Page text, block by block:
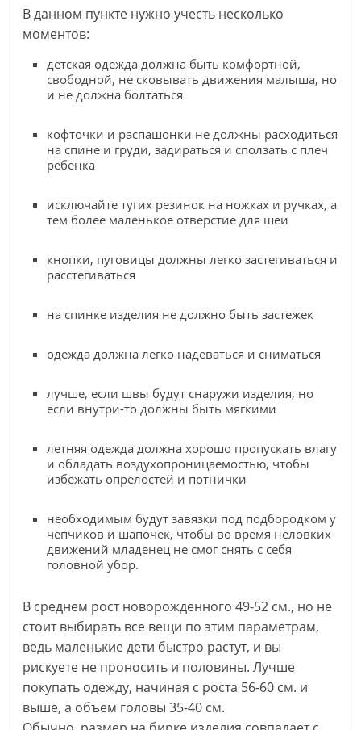
В данном пункте нужно учесть несколько
моментов:
детская одежда должна быть комфортной,
свободной, не сковывать движения малыша, но
и не должна болтаться
кофточки и распашонки не должны расходиться
на спине и груди, задираться и сползать с плеч
ребенка
исключайте тугих резинок на ножках и ручках, а
тем более маленькое отверстие для шеи
кнопки, пуговицы должны легко застегиваться и
расстегиваться
на спинке изделия не должно быть застежек
одежда должна легко надеваться и сниматься
лучше, если швы будут снаружи изделия, но
если внутри-то должны быть мягкими
летняя одежда должна хорошо пропускать влагу
и обладать воздухопроницаемостью, чтобы
избежать опрелостей и потнички
необходимым будут завязки под подбородком у
чепчиков и шапочек, чтобы во время неловких
движений младенец не смог снять с себя
головной убор.
В среднем рост новорожденного 49-52 см., но не
стоит выбирать все вещи по этим параметрам,
ведь маленькие дети быстро растут, и вы
рискуете не проносить и половины. Лучше
покупать одежду, начиная с роста 56-60 см. и
выше, а объем головы 35-40 см.